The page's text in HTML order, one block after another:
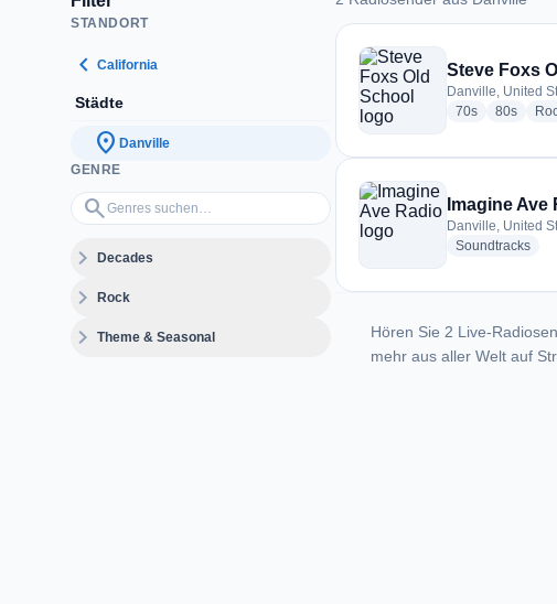
STANDORT
chevron_left California
Städte
location_on Danville
GENRE
search
Genres suchen…
expand_moreDecades
expand_moreRock
expand_moreTheme & Seasonal
2 Radiosender aus Danville
Steve Foxs
Danville, United
70sradio stations
80sradio
Imagine Ave
Danville, United
Soundtracks
Hören Sie 2 Live-
mehr aus aller Welt auf